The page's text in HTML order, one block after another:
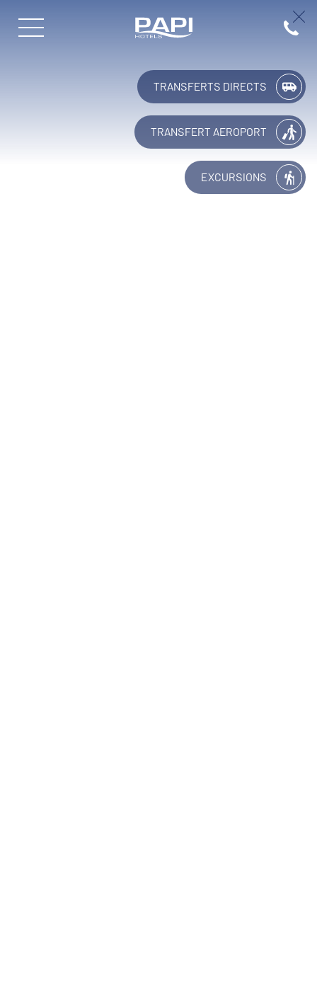
Papi Hotels
(+34)
TRANSFERTS DIRECTS
EXCURSIONS
TRANSFERT AÉROPORT